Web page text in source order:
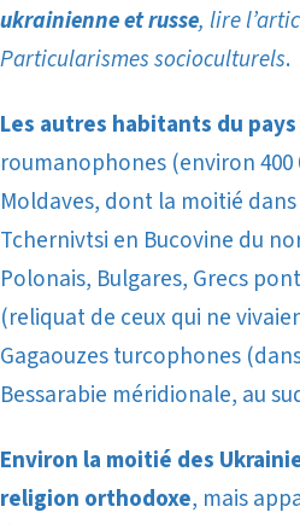
ukrainienne et russe, lire
Particularismes socioculturels.
Les autres habitants du pays
roumanophones (environ 400
Moldaves, dont la moitié
Tchernivtsi en Bucovine du
Polonais, Bulgares, Grecs
(reliquat de ceux qui ne
Gagaouzes turcophones
Bessarabie méridionale, au
Environ la moitié des
religion orthodoxe, mais